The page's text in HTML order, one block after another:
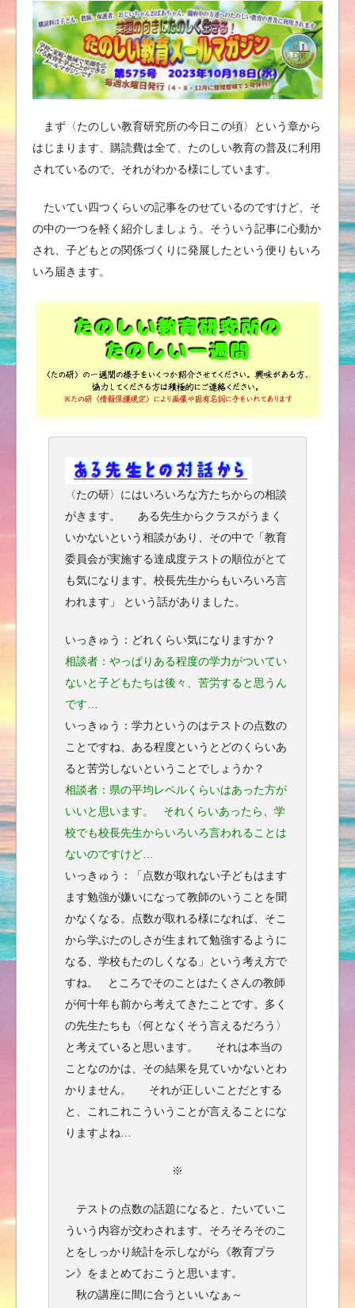
まず〈たのしい教育研究所の今日この頃〉という章から
はじまります、購読費は全て、たのしい教育の普及に利用
されているので、それがわかる様にしています。
たいてい四つくらいの記事をのせているのですけど、そ
の中の一つを軽く紹介しましょう。そういう記事に心動か
され、子どもとの関係づくりに発展したという便りもいろ
いろ届きます。
〈たの研〉にはいろいろな方たちからの相談
がきます。 ある先生からクラスがうまく
いかないという相談があり、その中で「教育
委員会が実施する達成度テストの順位がとて
も気になります。校長先生からもいろいろ言
われます」 という話がありました。
いっきゅう：どれくらい気になりますか？
相談者：やっぱりある程度の学力がついてい
ないと子どもたちは後々、苦労すると思うん
です…
いっきゅう：学力というのはテストの点数の
ことですね、ある程度というとどのくらいあ
ると苦労しないということでしょうか？
相談者：県の平均レベルくらいはあった方が
いいと思います。 それくらいあったら、学
校でも校長先生からいろいろ言われることは
ないのですけど…
いっきゅう：「点数が取れない子どもはます
ます勉強が嫌いになって教師のいうことを聞
かなくなる。点数が取れる様になれば、そこ
から学ぶたのしさが生まれて勉強するように
なる、学校もたのしくなる」という考え方で
すね。 ところでそのことはたくさんの教師
が何十年も前から考えてきたことです。多く
の先生たちも〈何となくそう言えるだろう〉
と考えていると思います。 それは本当の
ことなのかは、その結果を見ていかないとわ
かりません。 それが正しいことだとする
と、これこれこういうことが言えることにな
りますよね…
※
テストの点数の話題になると、たいていこ
ういう内容が交わされます。そろそろそのこ
とをしっかり統計を示しながら《教育プラ
ン》をまとめておこうと思います。
秋の講座に間に合うといいなぁ～